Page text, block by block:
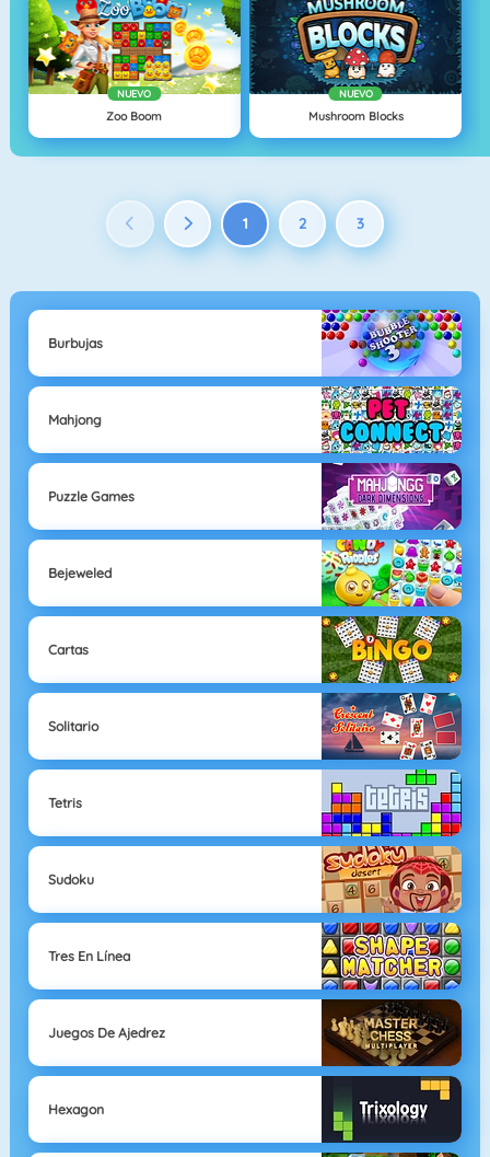
NUEVO
Zoo Boom
NUEVO
Mushroom Blocks
1 2 3
Burbujas
Mahjong
Puzzle Games
Bejeweled
Cartas
Solitario
Tetris
Sudoku
Tres En Línea
Juegos De Ajedrez
Hexagon